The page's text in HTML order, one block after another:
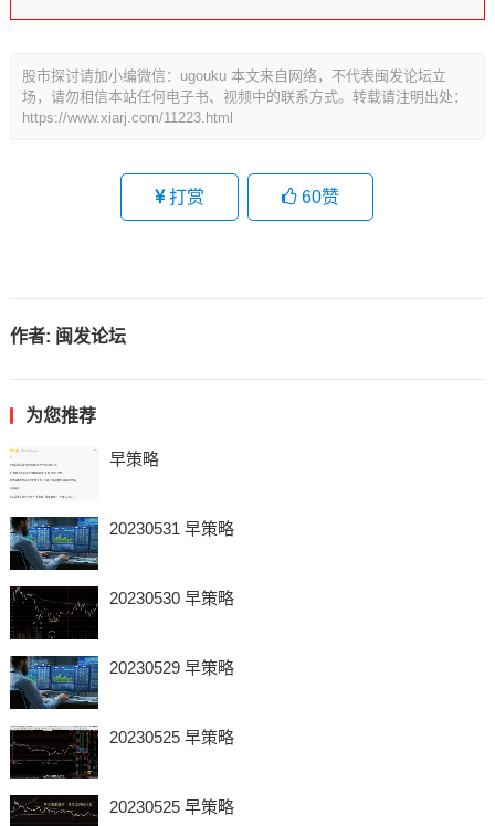
股市探讨请加小编微信：ugouku 本文来自网络，不代表闽发论坛立
场，请勿相信本站任何电子书、视频中的联系方式。转载请注明出处：
https://www.xiarj.com/11223.html
打赏 60赞
作者: 闽发论坛
为您推荐
早策略
20230531 早策略
20230530 早策略
20230529 早策略
20230525 早策略
20230525 早策略